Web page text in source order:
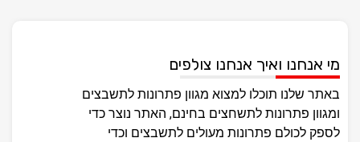
מי אנחנו ואיך אנחנו צולפים
באתר שלנו תוכלו למצוא מגוון פתרונות לתשבצים
ומגוון פתרונות לתשחצים בחינם, האתר נוצר כדי
לספק לכולם פתרונות מעולים לתשבצים וכדי